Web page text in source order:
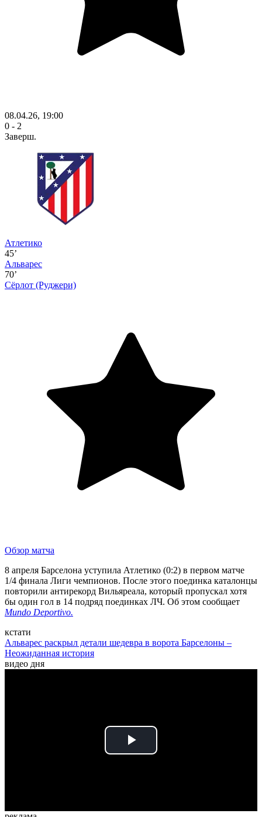
08.04.26, 19:00
0 - 2
Заверш.
Атлетико
45’
Альварес
70’
Сёрлот (Руджери)
Обзор матча
8 апреля Барселона уступила Атлетико (0:2) в первом матче
1/4 финала Лиги чемпионов. После этого поединка каталонцы
повторили антирекорд Вильяреала, который пропускал хотя
бы один гол в 14 подряд поединках ЛЧ. Об этом сообщает
Mundo Deportivo.
кстати
Альварес раскрыл детали шедевра в ворота Барселоны –
Неожиданная история
видео дня
Play